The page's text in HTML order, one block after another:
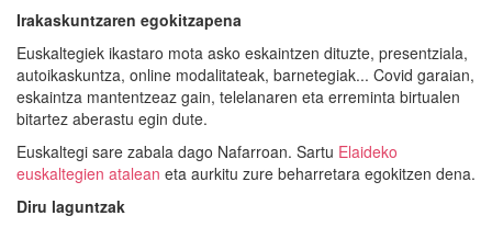
Irakaskuntzaren egokitzapena
Euskaltegiek ikastaro mota asko eskaintzen dituzte, presentziala,
autoikaskuntza, online modalitateak, barnetegiak... Covid garaian,
eskaintza mantentzeaz gain, telelanaren eta erreminta birtualen
bitartez aberastu egin dute.
Euskaltegi sare zabala dago Nafarroan. Sartu Elaideko
euskaltegien atalean eta aurkitu zure beharretara egokitzen dena.
Diru laguntzak